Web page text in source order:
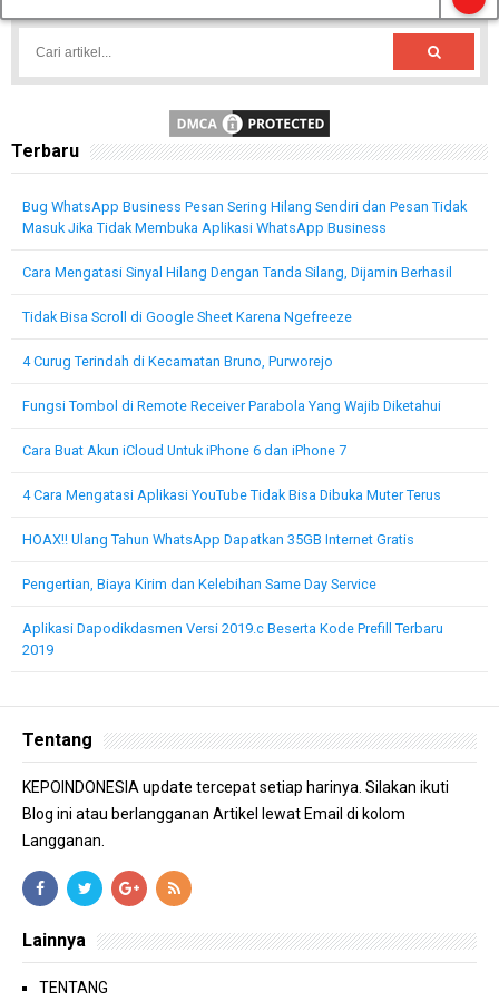
Terbaru
Bug WhatsApp Business Pesan Sering Hilang Sendiri dan Pesan Tidak
Masuk Jika Tidak Membuka Aplikasi WhatsApp Business
Cara Mengatasi Sinyal Hilang Dengan Tanda Silang, Dijamin Berhasil
Tidak Bisa Scroll di Google Sheet Karena Ngefreeze
4 Curug Terindah di Kecamatan Bruno, Purworejo
Fungsi Tombol di Remote Receiver Parabola Yang Wajib Diketahui
Cara Buat Akun iCloud Untuk iPhone 6 dan iPhone 7
4 Cara Mengatasi Aplikasi YouTube Tidak Bisa Dibuka Muter Terus
HOAX!! Ulang Tahun WhatsApp Dapatkan 35GB Internet Gratis
Pengertian, Biaya Kirim dan Kelebihan Same Day Service
Aplikasi Dapodikdasmen Versi 2019.c Beserta Kode Prefill Terbaru
2019
Tentang
KEPOINDONESIA update tercepat setiap harinya. Silakan ikuti
Blog ini atau berlangganan Artikel lewat Email di kolom
Langganan.
Lainnya
TENTANG